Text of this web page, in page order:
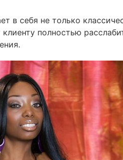
в себя не только
полностью